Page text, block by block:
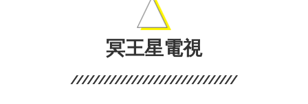
冥王星電視